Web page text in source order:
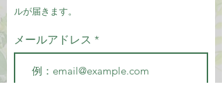
ルが届きます。
メールアドレス